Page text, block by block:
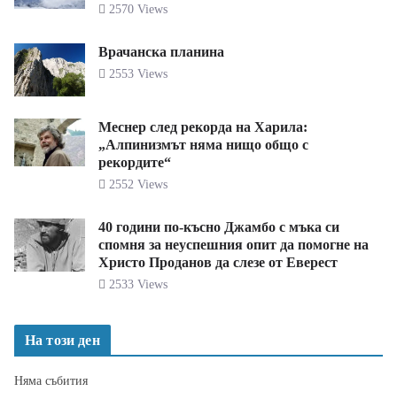
2570 Views
Врачанска планина
2553 Views
Меснер след рекорда на Харила:
„Алпинизмът няма нищо общо с
рекордите“
2552 Views
40 години по-късно Джамбо с мъка си
спомня за неуспешния опит да помогне на
Христо Проданов да слезе от Еверест
2533 Views
На този ден
Няма събития